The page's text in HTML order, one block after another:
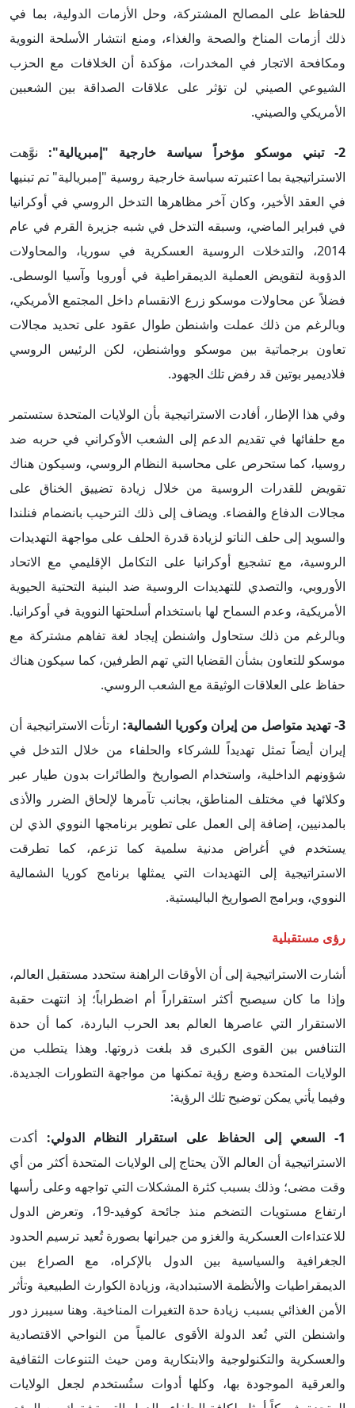
للحفاظ على المصالح المشتركة، وحل الأزمات الدولية، بما في
ذلك أزمات المناخ والصحة والغذاء، ومنع انتشار الأسلحة النووية
ومكافحة الاتجار في المخدرات، مؤكدة أن الخلافات مع الحزب
الشيوعي الصيني لن تؤثر على علاقات الصداقة بين الشعبين
الأمريكي والصيني.
2- تبني موسكو مؤخراً سياسة خارجية "إمبريالية": نوَّهت
الاستراتيجية بما اعتبرته سياسة خارجية روسية "إمبريالية" تم تبنيها
في العقد الأخير، وكان آخر مظاهرها التدخل الروسي في أوكرانيا
في فبراير الماضي، وسبقه التدخل في شبه جزيرة القرم في عام
2014، والتدخلات الروسية العسكرية في سوريا، والمحاولات
الدؤوبة لتقويض العملية الديمقراطية في أوروبا وآسيا الوسطى.
فضلاً عن محاولات موسكو زرع الانقسام داخل المجتمع الأمريكي،
وبالرغم من ذلك عملت واشنطن طوال عقود على تحديد مجالات
تعاون برجماتية بين موسكو وواشنطن، لكن الرئيس الروسي
فلاديمير بوتين قد رفض تلك الجهود.
وفي هذا الإطار، أفادت الاستراتيجية بأن الولايات المتحدة ستستمر
مع حلفائها في تقديم الدعم إلى الشعب الأوكراني في حربه ضد
روسيا، كما ستحرص على محاسبة النظام الروسي، وسيكون هناك
تقويض للقدرات الروسية من خلال زيادة تضييق الخناق على
مجالات الدفاع والفضاء. ويضاف إلى ذلك الترحيب بانضمام فنلندا
والسويد إلى حلف الناتو لزيادة قدرة الحلف على مواجهة التهديدات
الروسية، مع تشجيع أوكرانيا على التكامل الإقليمي مع الاتحاد
الأوروبي، والتصدي للتهديدات الروسية ضد البنية التحتية الحيوية
الأمريكية، وعدم السماح لها باستخدام أسلحتها النووية في أوكرانيا.
وبالرغم من ذلك ستحاول واشنطن إيجاد لغة تفاهم مشتركة مع
موسكو للتعاون بشأن القضايا التي تهم الطرفين، كما سيكون هناك
حفاظ على العلاقات الوثيقة مع الشعب الروسي.
3- تهديد متواصل من إيران وكوريا الشمالية: ارتأت الاستراتيجية أن
إيران أيضاً تمثل تهديداً للشركاء والحلفاء من خلال التدخل في
شؤونهم الداخلية، واستخدام الصواريخ والطائرات بدون طيار عبر
وكلائها في مختلف المناطق، بجانب تآمرها لإلحاق الضرر والأذى
بالمدنيين، إضافة إلى العمل على تطوير برنامجها النووي الذي لن
يستخدم في أغراض مدنية سلمية كما تزعم، كما تطرقت
الاستراتيجية إلى التهديدات التي يمثلها برنامج كوريا الشمالية
النووي، وبرامج الصواريخ الباليستية.
رؤى مستقبلية
أشارت الاستراتيجية إلى أن الأوقات الراهنة ستحدد مستقبل العالم،
وإذا ما كان سيصبح أكثر استقراراً أم اضطراباً؛ إذ انتهت حقبة
الاستقرار التي عاصرها العالم بعد الحرب الباردة، كما أن حدة
التنافس بين القوى الكبرى قد بلغت ذروتها. وهذا يتطلب من
الولايات المتحدة وضع رؤية تمكنها من مواجهة التطورات الجديدة.
وفيما يأتي يمكن توضيح تلك الرؤية:
1- السعي إلى الحفاظ على استقرار النظام الدولي:
أكدت
الاستراتيجية أن العالم الآن يحتاج إلى الولايات المتحدة أكثر من أي
وقت مضى؛ وذلك بسبب كثرة المشكلات التي تواجهه وعلى رأسها
ارتفاع مستويات التضخم منذ جائحة كوفيد-19، وتعرض الدول
للاعتداءات العسكرية والغزو من جيرانها بصورة تُعيد ترسيم الحدود
الجغرافية والسياسية بين الدول بالإكراه، مع الصراع بين
الديمقراطيات والأنظمة الاستبدادية، وزيادة الكوارث الطبيعية وتأثر
الأمن الغذائي بسبب زيادة حدة التغيرات المناخية. وهنا سيبرز دور
واشنطن التي تُعد الدولة الأقوى عالمياً من النواحي الاقتصادية
والعسكرية والتكنولوجية والابتكارية ومن حيث التنوعات الثقافية
والعرقية الموجودة بها، وكلها أدوات ستُستخدم لجعل الولايات